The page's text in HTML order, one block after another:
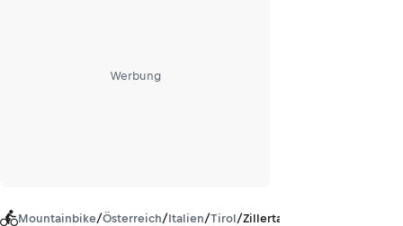
Werbung
Mountainbike/Österreich/Italien/Tirol/Zillertaler Alpen